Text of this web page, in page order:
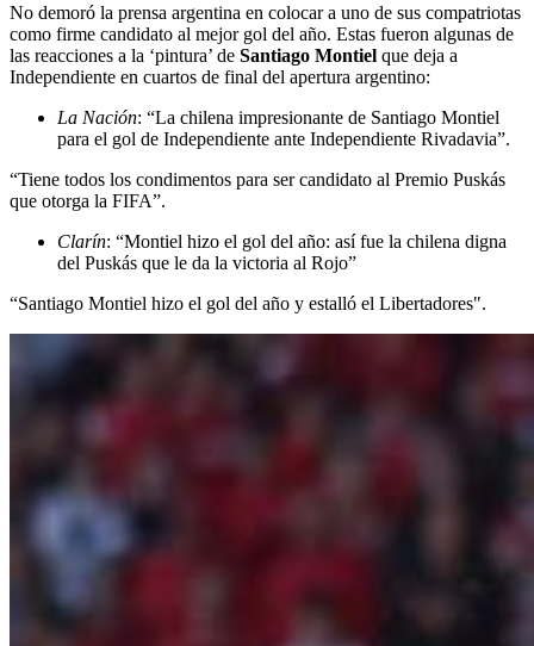
No demoró la prensa argentina en colocar a uno de sus compatriotas
como firme candidato al mejor gol del año. Estas fueron algunas de
las reacciones a la ‘pintura’ de Santiago Montiel que deja a
Independiente en cuartos de final del apertura argentino:
La Nación: “La chilena impresionante de Santiago Montiel
para el gol de Independiente ante Independiente Rivadavia”.
“Tiene todos los condimentos para ser candidato al Premio Puskás
que otorga la FIFA”.
Clarín: “Montiel hizo el gol del año: así fue la chilena digna
del Puskás que le da la victoria al Rojo”
“Santiago Montiel hizo el gol del año y estalló el Libertadores".